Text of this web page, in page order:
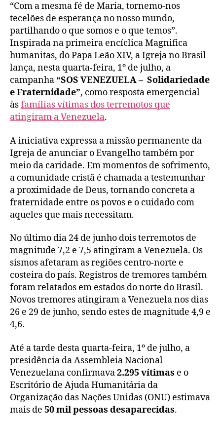
“Com a mesma fé de Maria, tornemo-nos
tecelões de esperança no nosso mundo,
partilhando o que somos e o que temos”.
Inspirada na primeira encíclica Magnifica
humanitas, do Papa Leão XIV, a Igreja no Brasil
lança, nesta quarta-feira, 1º de julho, a
campanha “SOS VENEZUELA – Solidariedade
e Fraternidade”, como resposta emergencial
àsfamílias vítimas dos terremotos que
atingiram a Venezuela.
A iniciativa expressa a missão permanente da
Igreja de anunciar o Evangelho também por
meio da caridade. Em momentos de sofrimento,
a comunidade cristã é chamada a testemunhar
a proximidade de Deus, tornando concreta a
fraternidade entre os povos e o cuidado com
aqueles que mais necessitam.
No último dia 24 de junho dois terremotos de
magnitude 7,2 e 7,5 atingiram a Venezuela. Os
sismos afetaram as regiões centro-norte e
costeira do país. Registros de tremores também
foram relatados em estados do norte do Brasil.
Novos tremores atingiram a Venezuela nos dias
26 e 29 de junho, sendo estes de magnitude 4,9 e
4,6.
Até a tarde desta quarta-feira, 1º de julho, a
presidência da Assembleia Nacional
Venezuelana confirmava2.295 vítimas e o
Escritório de Ajuda Humanitária da
Organização das Nações Unidas (ONU) estimava
mais de 50 mil pessoas desaparecidas.